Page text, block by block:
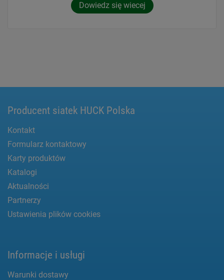
Dowiedz się wiecej
Producent siatek HUCK Polska
Kontakt
Formularz kontaktowy
Karty produktów
Katalogi
Aktualności
Partnerzy
Ustawienia plików cookies
Informacje i usługi
Warunki dostawy